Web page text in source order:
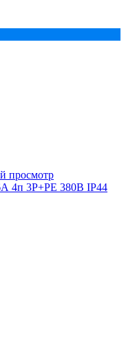
просмотр
4п 3Р+РЕ 380В IP44